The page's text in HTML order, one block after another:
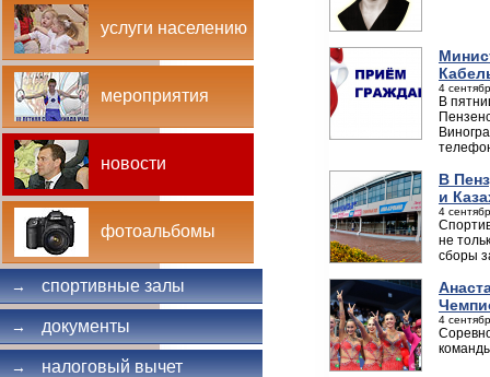
услуги населению
мероприятия
новости
фотоальбомы
→ спортивные залы
→ документы
→ налоговый вычет
4
В
В
и
4
не
сборы
4